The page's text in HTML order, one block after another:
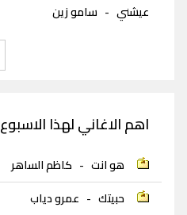
عيشني - سامو زين
اهم الاغاني لهذا الاسبوع
هو انت - كاظم الساهر
حبيتك - عمرو دياب